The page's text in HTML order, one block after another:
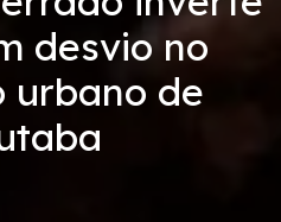
desvio no
urbano de